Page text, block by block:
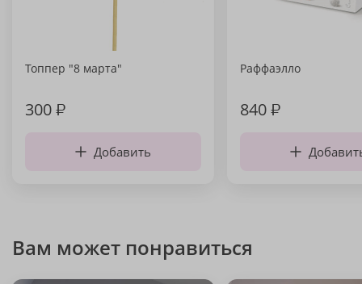
Топпер "8 марта"
300₽
Добавить
Раффаэлло
840₽
Вам может понравиться